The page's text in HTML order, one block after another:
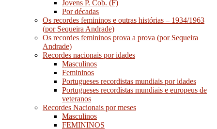
Jovens P. Cob. (F)
Por décadas
Os recordes femininos e outras histórias – 1934/1963
(por Sequeira Andrade)
Os recordes femininos prova a prova (por Sequeira
Andrade)
Recordes nacionais por idades
Masculinos
Femininos
Portugueses recordistas mundiais por idades
Portugueses recordistas mundiais e europeus de
veteranos
Recordes Nacionais por meses
Masculinos
FEMININOS